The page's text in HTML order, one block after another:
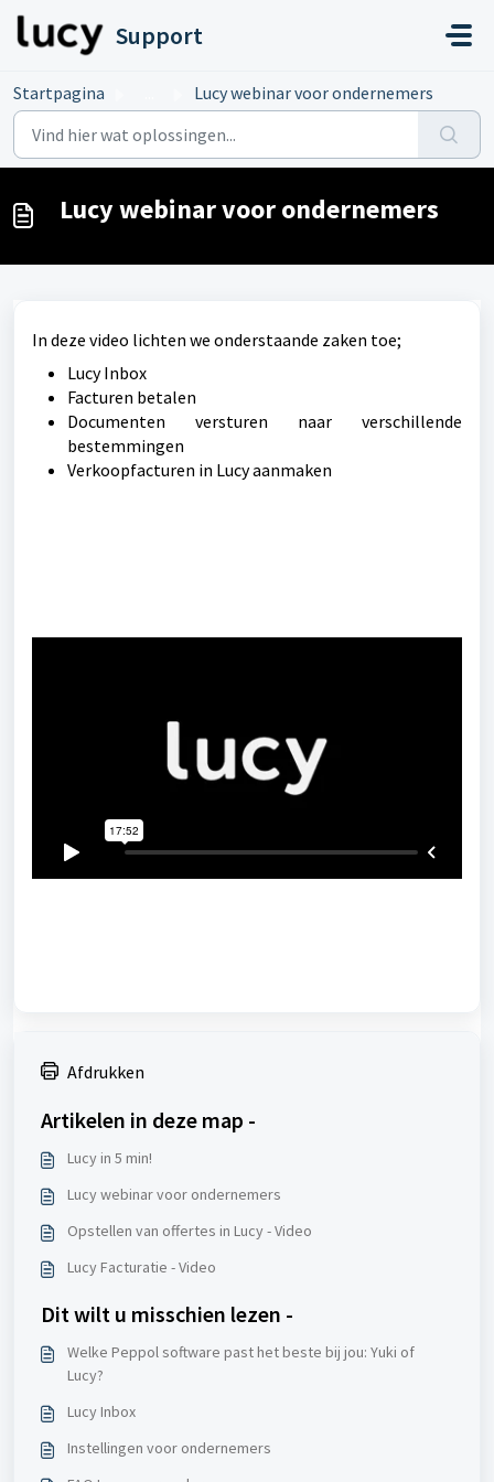
Support
Startpagina Lucy webinar voor ondernemers
Lucy webinar voor ondernemers
In deze video lichten we onderstaande zaken toe;
Lucy Inbox
Facturen betalen
Documenten versturen naar verschillende
bestemmingen
Verkoopfacturen in Lucy aanmaken
Afdrukken
Artikelen in deze map -
Lucy in 5 min!
Lucy webinar voor ondernemers
Opstellen van offertes in Lucy - Video
Lucy Facturatie - Video
Dit wilt u misschien lezen -
Welke Peppol software past het beste bij jou: Yuki of
Lucy?
Lucy Inbox
Instellingen voor ondernemers